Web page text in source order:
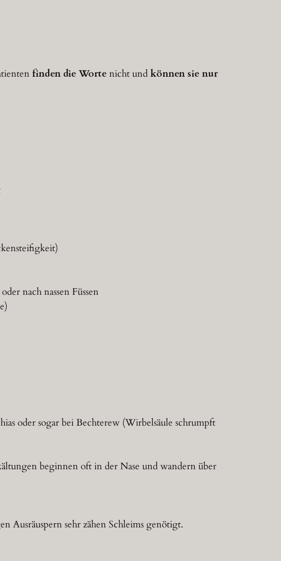
finden die Wortenicht undkönnen sie nur
nach nassen Füssen
oder sogar bei Bechterew (Wirbelsäule schrumpft
beginnen oft in der Nase und wandern über
Ausräuspern sehr zähen Schleims genötigt.